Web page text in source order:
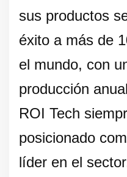
sus productos
éxito a más de
el mundo, con
producción
ROI Tech
posicionado
líder en el